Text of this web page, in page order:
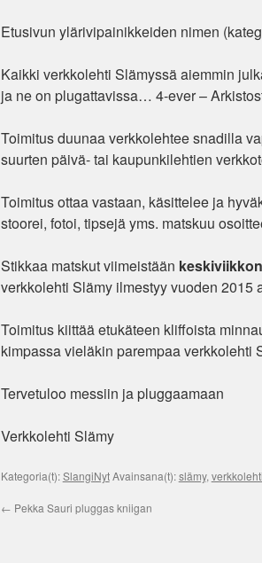
Etusivun ylärivipainikkeiden nimen
Kaikki verkkolehti Slämyssä aiemmin
ja ne on plugattavissa… 4-ever –
Toimitus duunaa verkkolehtee snadilla
suurten päivä- tai kaupunkilehtien
Toimitus ottaa vastaan, käsittelee ja
stoorei, fotoi, tipsejä yms. matskuu
Stikkaa matskut viimeistään
verkkolehti Slämy ilmestyy vuoden 2015
Toimitus kiittää etukäteen kliffoista
kimpassa vieläkin parempaa
Tervetuloo messiin ja pluggaamaan
Verkkolehti Slämy
Kategoria(t):SlangiNytAvainsana(t):slämy,
← Pekka Sauri pluggas kniigan